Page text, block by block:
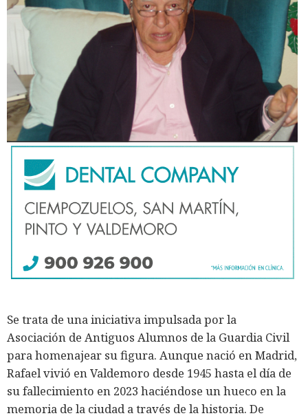
Se trata de una iniciativa impulsada por la
Asociación de Antiguos Alumnos de la Guardia Civil
para homenajear su figura. Aunque nació en Madrid,
Rafael vivió en Valdemoro desde 1945 hasta el día de
su fallecimiento en 2023 haciéndose un hueco en la
memoria de la ciudad a través de la historia. De